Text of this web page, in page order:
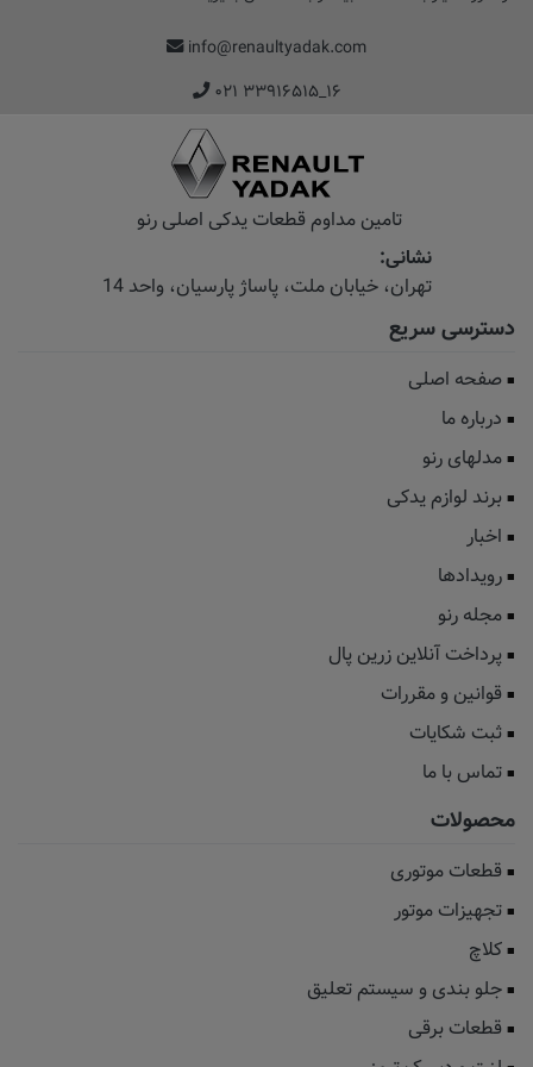
info@renaultyadak.com
۰۲۱ ۳۳۹۱۶۵۱۵_۱۶
تامین مداوم قطعات یدکی اصلی رنو
نشانی:
تهران، خیابان‌ ملت، پاساژ‌ پارسیان، واحد 14
دسترسی سریع
صفحه اصلی
درباره ما
مدلهای رنو
برند لوازم یدکی
اخبار
رویدادها
مجله رنو
پرداخت آنلاین زرین پال
قوانین و مقررات
ثبت شکایات
تماس با ما
محصولات
قطعات موتوری
تجهیزات موتور
کلاچ
جلو بندی و سیستم تعلیق
قطعات برقی